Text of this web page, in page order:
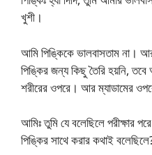
খুশী।
আমি পিঙ্কিকে ভালবাসতাম না।
পিঙ্কির জন্য কিছু তৈরি হয়নি, তবে
শরীরের ওপরে। আর ম্যাডামের
আমিঃ তুমি যে বলেছিলে পরীক্ষার
পিঙ্কির সাথে করার কথাই